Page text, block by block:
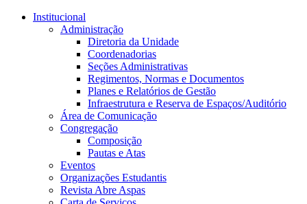
Conteúdo principal
Institucional
Administração
Diretoria da Unidade
Coordenadorias
Seções Administrativas
Regimentos, Normas e Documentos
Planes e Relatórios de Gestão
Infraestrutura e Reserva de Espaços/Auditório
Área de Comunicação
Congregação
Composição
Pautas e Atas
Eventos
Organizações Estudantis
Revista Abre Aspas